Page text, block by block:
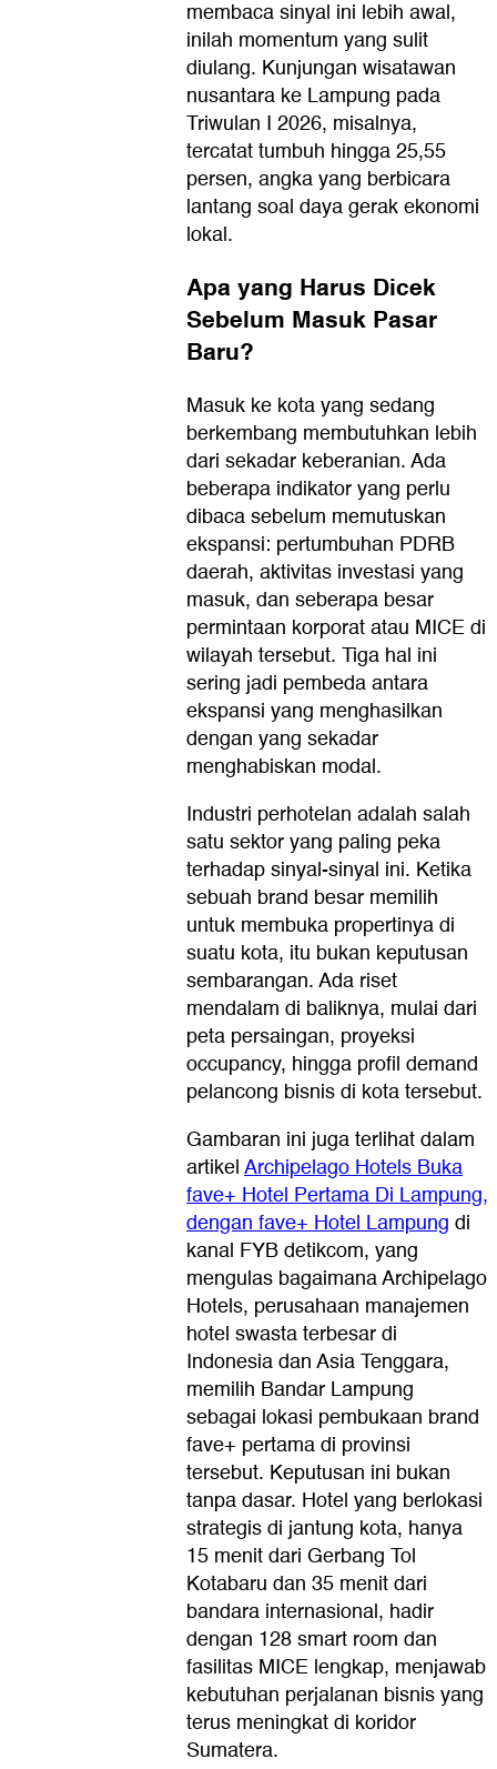
membaca sinyal ini lebih awal,
inilah momentum yang sulit
diulang. Kunjungan wisatawan
nusantara ke Lampung pada
Triwulan I 2026, misalnya,
tercatat tumbuh hingga 25,55
persen, angka yang berbicara
lantang soal daya gerak ekonomi
lokal.
Apa yang Harus Dicek
Sebelum Masuk Pasar
Baru?
Masuk ke kota yang sedang
berkembang membutuhkan lebih
dari sekadar keberanian. Ada
beberapa indikator yang perlu
dibaca sebelum memutuskan
ekspansi: pertumbuhan PDRB
daerah, aktivitas investasi yang
masuk, dan seberapa besar
permintaan korporat atau MICE di
wilayah tersebut. Tiga hal ini
sering jadi pembeda antara
ekspansi yang menghasilkan
dengan yang sekadar
menghabiskan modal.
Industri perhotelan adalah salah
satu sektor yang paling peka
terhadap sinyal-sinyal ini. Ketika
sebuah brand besar memilih
untuk membuka propertinya di
suatu kota, itu bukan keputusan
sembarangan. Ada riset
mendalam di baliknya, mulai dari
peta persaingan, proyeksi
occupancy, hingga profil demand
pelancong bisnis di kota tersebut.
Gambaran ini juga terlihat dalam
artikelArchipelago Hotels Buka
fave+ Hotel Pertama Di Lampung,
dengan fave+ Hotel Lampung di
kanal FYB detikcom, yang
mengulas bagaimana Archipelago
Hotels, perusahaan manajemen
hotel swasta terbesar di
Indonesia dan Asia Tenggara,
memilih Bandar Lampung
sebagai lokasi pembukaan brand
fave+ pertama di provinsi
tersebut. Keputusan ini bukan
tanpa dasar. Hotel yang berlokasi
strategis di jantung kota, hanya
15 menit dari Gerbang Tol
Kotabaru dan 35 menit dari
bandara internasional, hadir
dengan 128 smart room dan
fasilitas MICE lengkap, menjawab
kebutuhan perjalanan bisnis yang
terus meningkat di koridor
Sumatera.